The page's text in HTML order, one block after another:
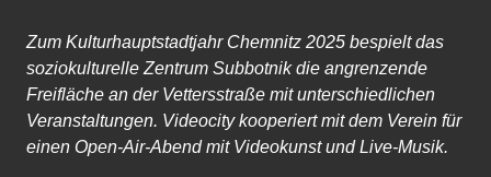
Zum Kulturhauptstadtjahr Chemnitz 2025 bespielt das
soziokulturelle Zentrum Subbotnik die angrenzende
Freifläche an der Vettersstraße mit unterschiedlichen
Veranstaltungen. Videocity kooperiert mit dem Verein für
einen Open-Air-Abend mit Videokunst und Live-Musik.